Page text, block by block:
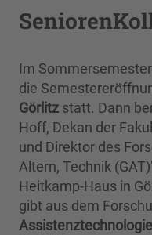
Im
die
Görlitz statt. Dann
Hoff, Dekan der
und Direktor des
Altern, Technik
Heitkamp-Haus in
gibt aus dem